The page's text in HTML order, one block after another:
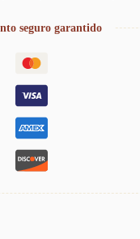
seguro garantido